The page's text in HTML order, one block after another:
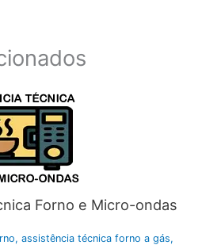
Forno e Micro-ondas
, assistência técnica forno a gás,